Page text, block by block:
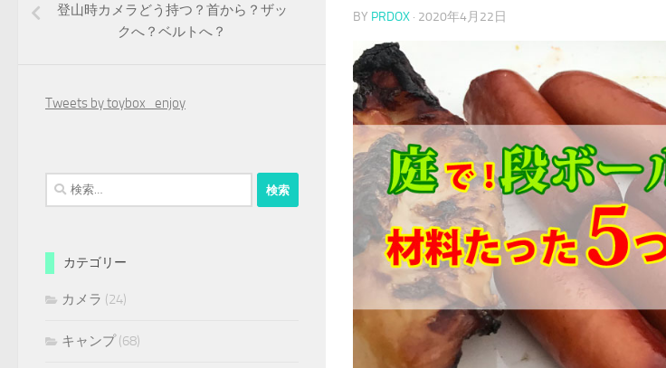
BY PRDOX · 2020年4月22日
登山時カメラどう持つ？首から？ザッ
クへ？ベルトへ？
Tweets by toybox_enjoy
検
索:
カテゴリー
カメラ (24)
キャンプ(68)